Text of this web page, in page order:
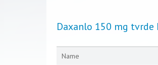
Daxanlo 150 mg tvrde
Name